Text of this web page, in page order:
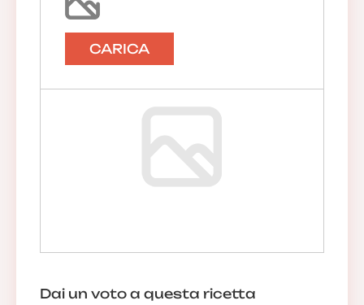
CARICA
Dai un voto a questa ricetta